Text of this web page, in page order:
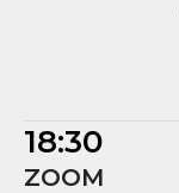
18:30
ZOOM